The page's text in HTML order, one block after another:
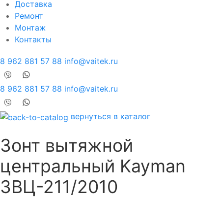
Доставка
Ремонт
Монтаж
Контакты
8 962 881 57 88 info@vaitek.ru
8 962 881 57 88 info@vaitek.ru
вернуться в каталог
Зонт вытяжной
центральный Kayman
ЗВЦ-211/2010